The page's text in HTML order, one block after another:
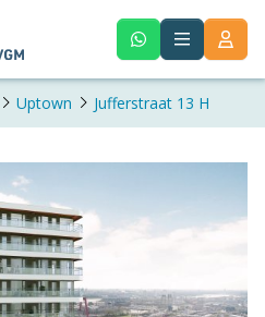
Uptown Jufferstraat 13 H